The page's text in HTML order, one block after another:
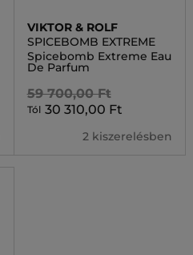
VIKTOR & ROLF
SPICEBOMB EXTREME
Spicebomb Extreme Eau
De Parfum
59 700,00 Ft
Tól 30 310,00 Ft
2 kiszerelésben